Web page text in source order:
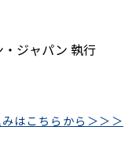
ジャパン 執行
はこちらから＞＞＞